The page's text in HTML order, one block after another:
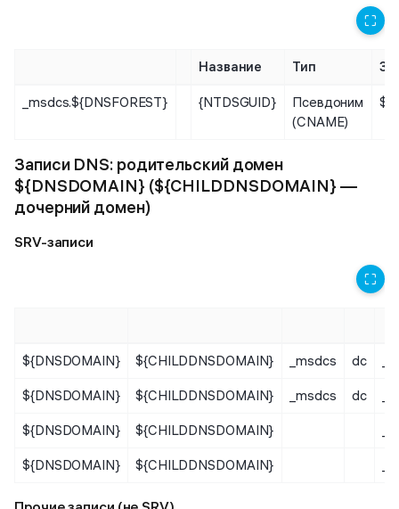
⛶
Название Тип
_msdcs.${DNSFOREST} {NTDSGUID}
Псевдоним
(CNAME)
Записи DNS: родительский домен
${DNSDOMAIN} (${CHILDDNSDOMAIN} —
дочерний домен)
SRV-записи
⛶
${DNSDOMAIN} ${CHILDDNSDOMAIN} _msdcs dc
${DNSDOMAIN} ${CHILDDNSDOMAIN} _msdcs dc
${DNSDOMAIN} ${CHILDDNSDOMAIN}
${DNSDOMAIN} ${CHILDDNSDOMAIN}